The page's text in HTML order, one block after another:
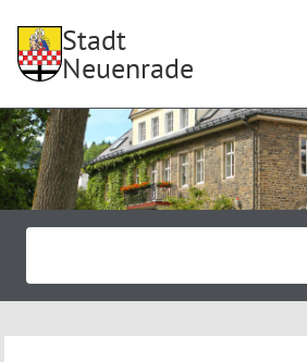
Stadt
Neuenrade